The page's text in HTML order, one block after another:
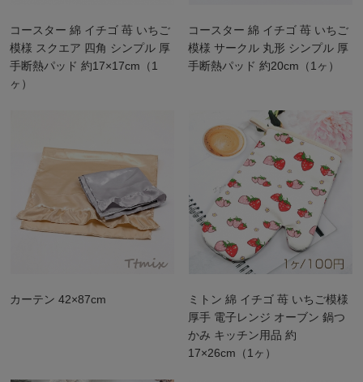
コースター 綿 イチゴ 苺 いちご
模様 スクエア 四角 シンプル 厚
手断熱パッド 約17×17cm（1
ヶ）
コースター 綿 イチゴ 苺 いちご
模様 サークル 丸形 シンプル 厚
手断熱パッド 約20cm（1ヶ）
カーテン 42×87cm
ミトン 綿 イチゴ 苺 いちご模様
厚手 電子レンジ オーブン 鍋つ
かみ キッチン用品 約
17×26cm（1ヶ）